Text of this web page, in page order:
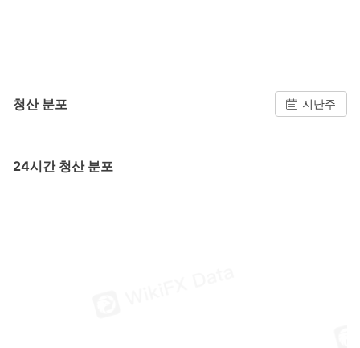
청산 분포 지난주
24시간 청산 분포